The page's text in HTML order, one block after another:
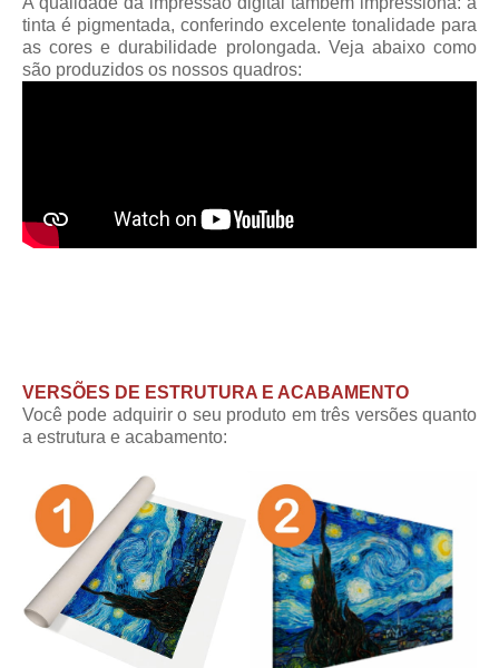
tinta é pigmentada, conferindo excelente tonalidade para
as cores e durabilidade prolongada. Veja abaixo como
são produzidos os nossos quadros:
VERSÕES DE ESTRUTURA E ACABAMENTO
Você pode adquirir o seu produto em três versões quanto
a estrutura e acabamento: